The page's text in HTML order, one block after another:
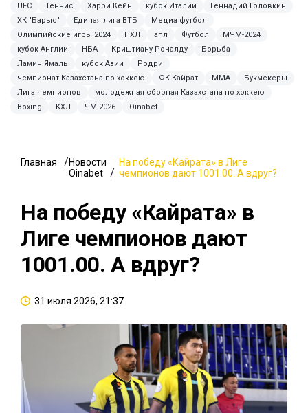
UFC Теннис Харри Кейн кубок Италии
Геннадий Головкин
ХК "Барыс"
Единая лига ВТБ
Медиа футбол
Олимпийские игры 2024
НХЛ апл Футбол
МЧМ-2024
кубок Англии
НБА Криштиану Роналду
Борьба
Ламин Ямаль
кубок Азии
Родри
чемпионат Казахстана по хоккею
ФК Кайрат MMA
Букмекеры
Лига чемпионов
молодежная сборная Казахстана по хоккею
Boxing
КХЛ ЧМ-2026 Oinabet
Главная
Новости
Oinabet
На победу «Кайрата» в Лиге
чемпионов дают 1001.00. А вдруг?
На победу «Кайрата» в
Лиге чемпионов дают
1001.00. А вдруг?
31 июля 2026, 21:37